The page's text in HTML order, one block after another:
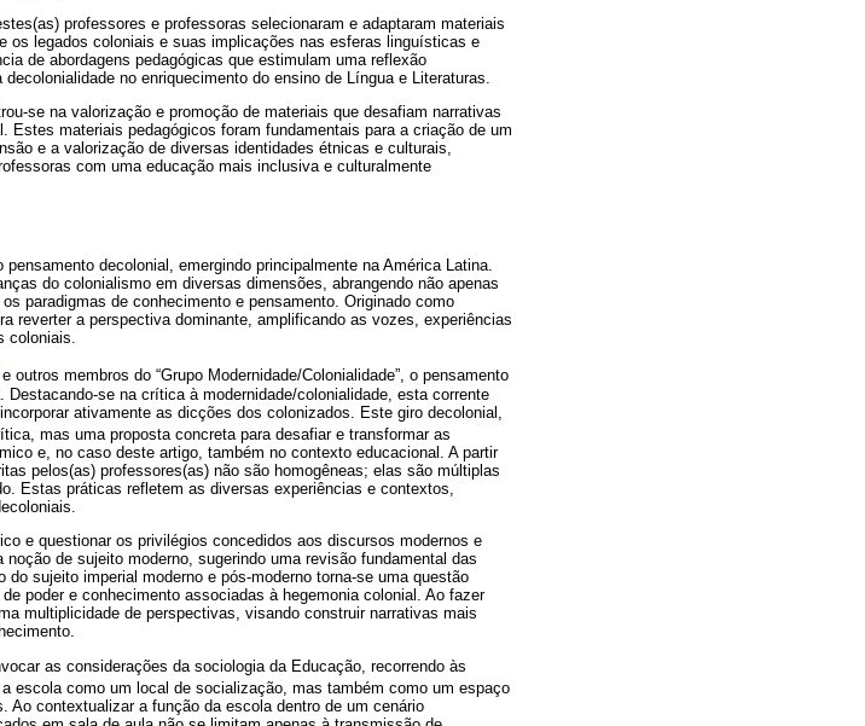
professores e professoras selecionaram e adaptaram materiais
os legados coloniais e suas implicações nas esferas linguísticas e
de abordagens pedagógicas que estimulam uma reflexão
no enriquecimento do ensino de Língua e Literaturas.
se na valorização e promoção de materiais que desafiam narrativas
materiais pedagógicos foram fundamentais para a criação de um
e a valorização de diversas identidades étnicas e culturais,
com uma educação mais inclusiva e culturalmente
decolonial, emergindo principalmente na América Latina.
do colonialismo em diversas dimensões, abrangendo não apenas
paradigmas de conhecimento e pensamento. Originado como
reverter a perspectiva dominante, amplificando as vozes, experiências
coloniais.
e outros membros do “Grupo Modernidade/Colonialidade”, o pensamento
se na crítica à modernidade/colonialidade, esta corrente
ativamente as dicções dos colonizados. Este giro decolonial,
mas uma proposta concreta para desafiar e transformar as
e, no caso deste artigo, também no contexto educacional. A partir
pelos(as) professores(as) não são homogêneas; elas são múltiplas
Estas práticas refletem as diversas experiências e contextos,
e questionar os privilégios concedidos aos discursos modernos e
de sujeito moderno, sugerindo uma revisão fundamental das
sujeito imperial moderno e pós-moderno torna-se uma questão
poder e conhecimento associadas à hegemonia colonial. Ao fazer
multiplicidade de perspectivas, visando construir narrativas mais
as considerações da sociologia da Educação, recorrendo às
a escola como um local de socialização, mas também como um espaço
Ao contextualizar a função da escola dentro de um cenário